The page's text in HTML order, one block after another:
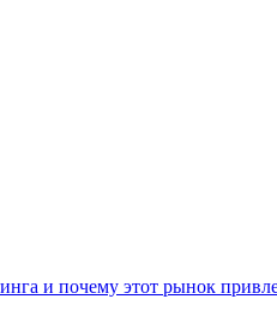
и почему этот рынок